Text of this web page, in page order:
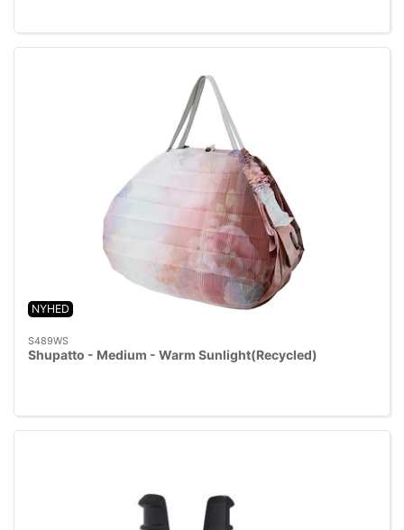
NYHED
S489WS
Shupatto - Medium - Warm Sunlight(Recycled)